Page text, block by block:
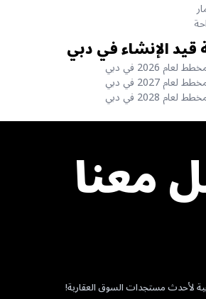
الإنشاء في دبي
2026 في دبي
2027 في دبي
2028 في دبي
معنا
لأحدث مستجدات السوق العقارية!